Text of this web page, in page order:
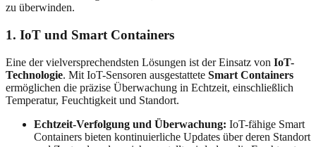
zu überwinden.
1. IoT und Smart Containers
Eine der vielversprechendsten Lösungen ist der Einsatz von IoT-
Technologie. Mit IoT-Sensoren ausgestattete Smart Containers
ermöglichen die präzise Überwachung in Echtzeit, einschließlich
Temperatur, Feuchtigkeit und Standort.
Echtzeit-Verfolgung und Überwachung: IoT-fähige Smart
Containers bieten kontinuierliche Updates über deren Standort